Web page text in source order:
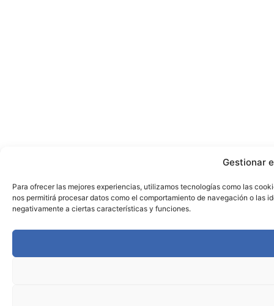
Gestionar
Para ofrecer las mejores experiencias, utilizamos tecnologías como las
nos permitirá procesar datos como el comportamiento de navegación o
negativamente a ciertas características y funciones.